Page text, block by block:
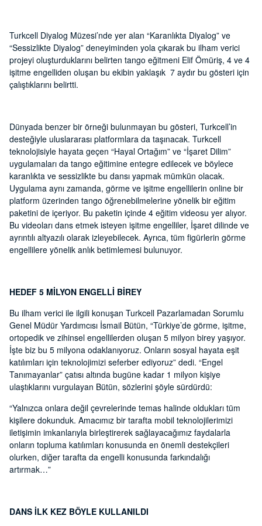
Turkcell Diyalog Müzesi’nde yer alan “Karanlıkta Diyalog” ve
“Sessizlikte Diyalog” deneyiminden yola çıkarak bu ilham verici
projeyi oluşturduklarını belirten tango eğitmeni Elif Ömüriş, 4 ve 4
işitme engelliden oluşan bu ekibin yaklaşık 7 aydır bu gösteri için
çalıştıklarını belirtti.
Dünyada benzer bir örneği bulunmayan bu gösteri, Turkcell’in
desteğiyle uluslararası platformlara da taşınacak. Turkcell
teknolojisiyle hayata geçen “Hayal Ortağım” ve “İşaret Dilim”
uygulamaları da tango eğitimine entegre edilecek ve böylece
karanlıkta ve sessizlikte bu dansı yapmak mümkün olacak.
Uygulama aynı zamanda, görme ve işitme engellilerin online bir
platform üzerinden tango öğrenebilmelerine yönelik bir eğitim
paketini de içeriyor. Bu paketin içinde 4 eğitim videosu yer alıyor.
Bu videoları dans etmek isteyen işitme engelliler, İşaret dilinde ve
ayrıntılı altyazılı olarak izleyebilecek. Ayrıca, tüm figürlerin görme
engellilere yönelik anlık betimlemesi bulunuyor.
HEDEF 5 MİLYON ENGELLİ BİREY
Bu ilham verici ile ilgili konuşan Turkcell Pazarlamadan Sorumlu
Genel Müdür Yardımcısı İsmail Bütün, “Türkiye’de görme, işitme,
ortopedik ve zihinsel engellilerden oluşan 5 milyon birey yaşıyor.
İşte biz bu 5 milyona odaklanıyoruz. Onların sosyal hayata eşit
katılımları için teknolojimizi seferber ediyoruz” dedi. “Engel
Tanımayanlar” çatısı altında bugüne kadar 1 milyon kişiye
ulaştıklarını vurgulayan Bütün, sözlerini şöyle sürdürdü:
“Yalnızca onlara değil çevrelerinde temas halinde oldukları tüm
kişilere dokunduk. Amacımız bir tarafta mobil teknolojilerimizi
iletişimin imkanlarıyla birleştirerek sağlayacağımız faydalarla
onların topluma katılımları konusunda en önemli destekçileri
olurken, diğer tarafta da engelli konusunda farkındalığı
artırmak…”
DANS İLK KEZ BÖYLE KULLANILDI